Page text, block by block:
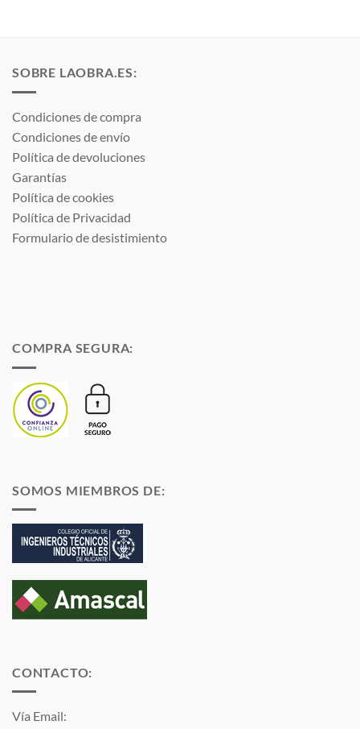
SOBRE LAOBRA.ES:
Condiciones de compra
Condiciones de envío
Política de devoluciones
Garantías
Política de cookies
Política de Privacidad
Formulario de desistimiento
COMPRA SEGURA:
SOMOS MIEMBROS DE:
CONTACTO:
Vía Email: